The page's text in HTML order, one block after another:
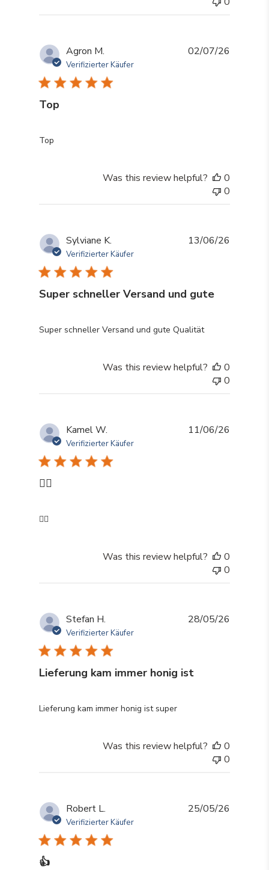
Agron M.
Verifizierter Käufer
Top
Top
read more about review content
02/07/26
Was this review helpful?
0
0
Sylviane K.
Verifizierter Käufer
Super schneller Versand und gute
Super schneller Versand und gute Qualität
read more about review content Super schneller
13/06/26
Was this review helpful?
0
0
Kamel W.
Verifizierter Käufer
👍🏼
👍🏼
read more about review content
11/06/26
Was this review helpful?
0
0
Stefan H.
Verifizierter Käufer
Lieferung kam immer honig ist
Lieferung kam immer honig ist super
read more about review content
28/05/26
Was this review helpful?
0
0
Robert L.
Verifizierter Käufer
👍
25/05/26